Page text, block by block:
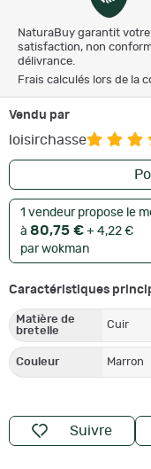
NaturaBuy garantit
satisfaction, non
délivrance.
Frais calculés lors de la
Vendu par
loisirchasse
1 vendeur propose le
à 80,75 € + 4,22 €
par wokman
Caractéristiques
Matière de
bretelle
Cuir
Couleur Marron
Suivre